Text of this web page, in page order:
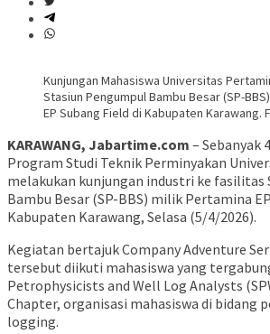
Kunjungan Mahasiswa Universitas
Stasiun Pengumpul Bambu Besar (SP-
EP Subang Field di Kabupaten Karawang.
KARAWANG, Jabartime.com – Sebanyak
Program Studi Teknik Perminyakan
melakukan kunjungan industri ke fasilitas
Bambu Besar (SP-BBS) milik Pertamina
Kabupaten Karawang, Selasa (5/4/2026).
Kegiatan bertajuk Company Adventure
tersebut diikuti mahasiswa yang
Petrophysicists and Well Log Analysts
Chapter, organisasi mahasiswa di bidang
logging.